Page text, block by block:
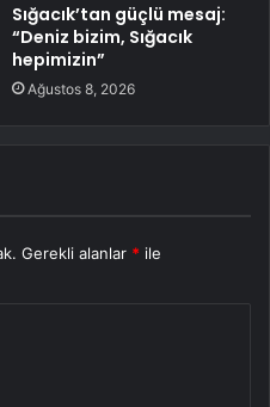
Sığacık’tan güçlü mesaj:
“Deniz bizim, Sığacık
hepimizin”
Ağustos 8, 2026
Gerekli alanlar * ile